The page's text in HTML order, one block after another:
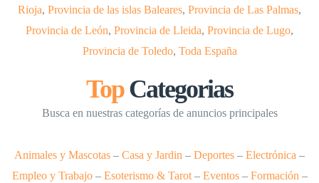
Rioja, Provincia de las islas Baleares, Provincia de Las Palmas,
Provincia de León, Provincia de Lleida, Provincia de Lugo,
Provincia de Toledo, Toda España
TopCategorias
Busca en nuestras categorías de anuncios principales
Animales y Mascotas – Casa y Jardin – Deportes – Electrónica –
Empleo y Trabajo– Esoterismo & Tarot– Eventos– Formación –